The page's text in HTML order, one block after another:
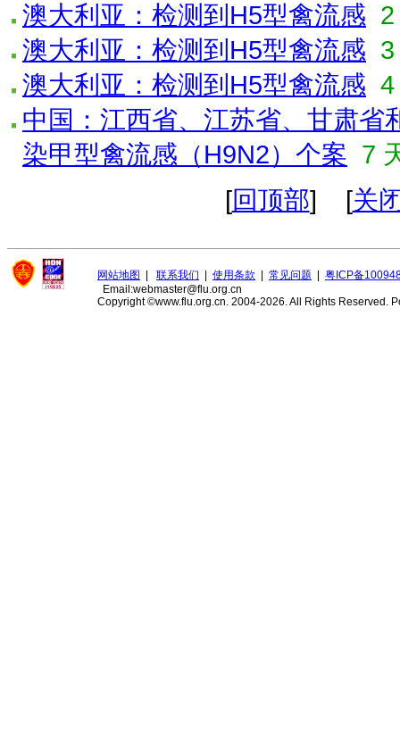
澳大利亚：检测到H5型禽流感
澳大利亚：检测到H5型禽流感
澳大利亚：检测到H5型禽流感 4
中国：江西省、江苏省、甘肃省
染甲型禽流感（H9N2）个案 7
[回顶部] [关
网站地图 联系我们 使用条款 常见问题
粤ICP备
Email:webmaster@flu.org.cn
Copyright ©www.flu.org.cn. 2004-2026. All Rights Reserved.